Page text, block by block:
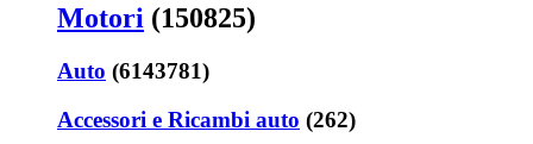
Motori (150825)
Auto (6143781)
Accessori e Ricambi auto (262)